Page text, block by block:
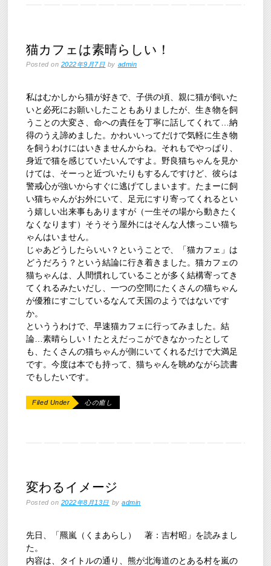
猫カフェは素晴らしい！
Posted on 2022年9月7日 by admin
私はむかしから猫が好きで、子供の頃、親に猫が飼いた
いと必死にお願いしたこともありましたが、生き物を飼
うことの大変さ、命への責任を丁寧に話してくれて…納
得のうえ諦めました。かわいいってだけで気軽に生き物
を飼うわけにはいきませんからね。それもでやっぱり、
身近で猫を感じていたいんですよ。野良猫ちゃんを見か
けては、そーっと近づいたりもするんですけど、彼らは
警戒心が強いからすぐに逃げてしまいます。たまーに飼
い猫ちゃんがお外にいて、足元にすり寄ってくれるとい
う嬉しい出来事もありますが（一生その場から動きたく
なくなります）そうそう屋外にはそんな人懐っこい猫ち
ゃんはいません。
じゃあどうしたらいい？ということで、「猫カフェ」は
どうだろう？という結論に行き着きました。猫カフェの
猫ちゃんは、人間慣れしていることが多く結構寄ってき
てくれるみたいだし、一つの空間にたくさんの猫ちゃん
が優雅にすごしているなんて天国のようではないです
か。
といううわけで、早速猫カフェに行ってみました。結
論…素晴らしい！たとえだっこができなかったとして
も、たくさんの猫ちゃんが側にいてくれるだけで大満足
です。今度は本でも持って、猫ちゃんを眺めながら読書
でもしたいです。
Filed Under 心の癒し
変わるイメージ
Posted on 2022年8月13日 byadmin
先日、「羆嵐（くまあらし） 著：吉村昭」を読みまし
た。
内容は、タイトルの通り、熊が北海道のとある村を嵐の